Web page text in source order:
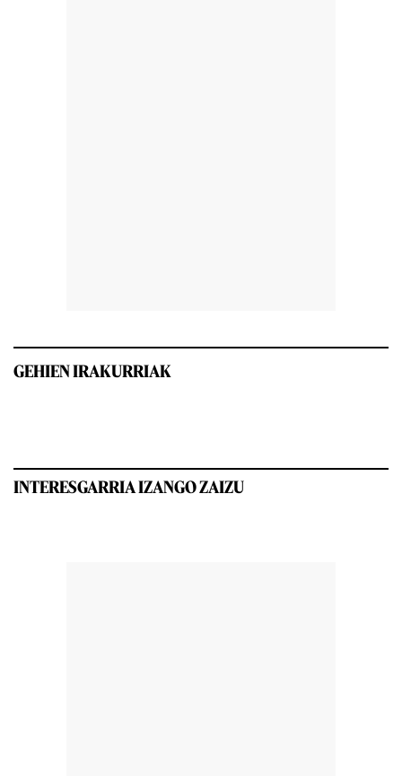
GEHIEN IRAKURRIAK
INTERESGARRIA IZANGO ZAIZU